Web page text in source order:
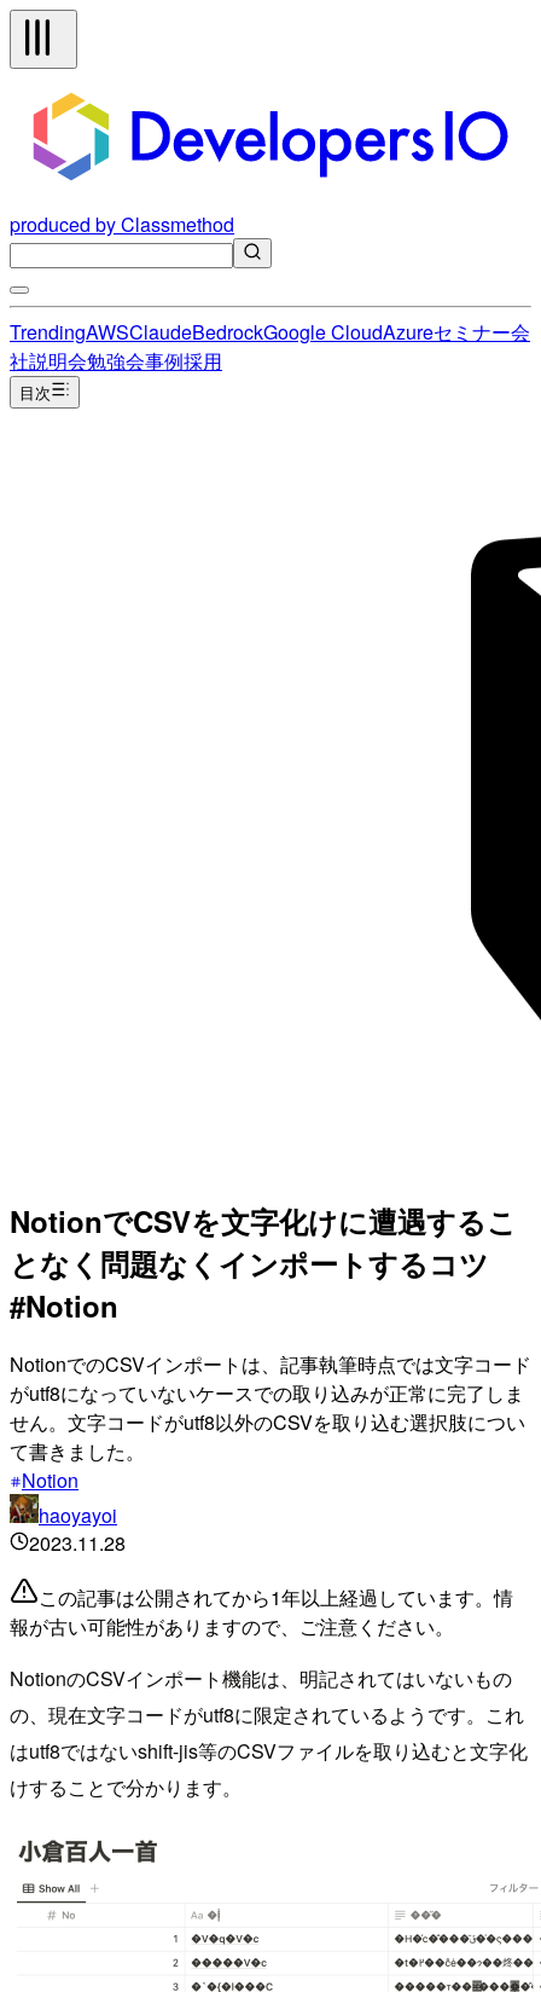
produced by Classmethod
TrendingAWSClaudeBedrockGoogle CloudAzureセミナー会
社説明会勉強会事例採用
目次
NotionでCSVを文字化けに遭遇するこ
となく問題なくインポートするコツ
#Notion
NotionでのCSVインポートは、記事執筆時点では文字コード
がutf8になっていないケースでの取り込みが正常に完了しま
せん。文字コードがutf8以外のCSVを取り込む選択肢につい
て書きました。
Notion
haoyayoi
2023.11.28
この記事は公開されてから1年以上経過しています。情
報が古い可能性がありますので、ご注意ください。
NotionのCSVインポート機能は、明記されてはいないもの
の、現在文字コードがutf8に限定されているようです。これ
はutf8ではないshift-jis等のCSVファイルを取り込むと文字化
けすることで分かります。